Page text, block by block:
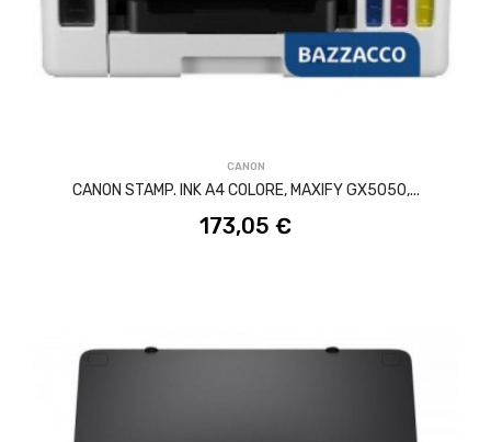
CANON
CANON STAMP. INK A4 COLORE, MAXIFY GX5050,...
173,05 €